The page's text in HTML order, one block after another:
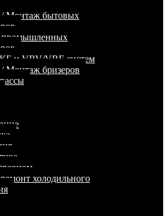
/ Монтаж бытовых
промышленных
и VRV/VRF систем
/ Монтаж бризеров
холодильного